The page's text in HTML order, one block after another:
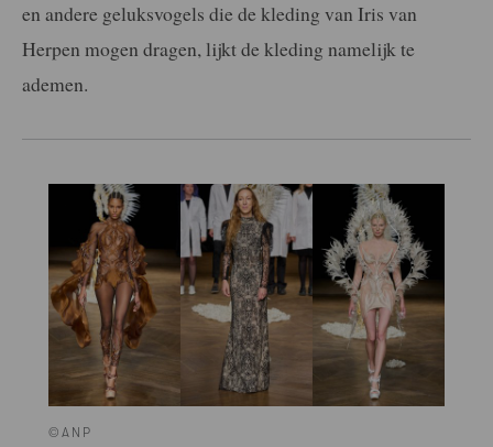
en andere geluksvogels die de kleding van Iris van
Herpen mogen dragen, lijkt de kleding namelijk te
ademen.
©ANP